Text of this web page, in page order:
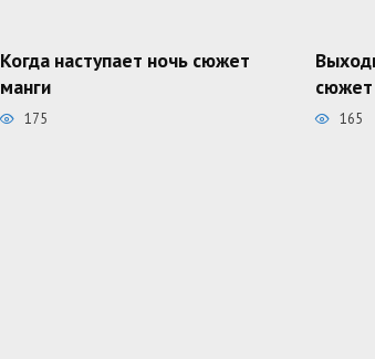
Когда наступает ночь сюжет
манги
175
сюжет
165